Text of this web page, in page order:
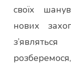
своїх
нових